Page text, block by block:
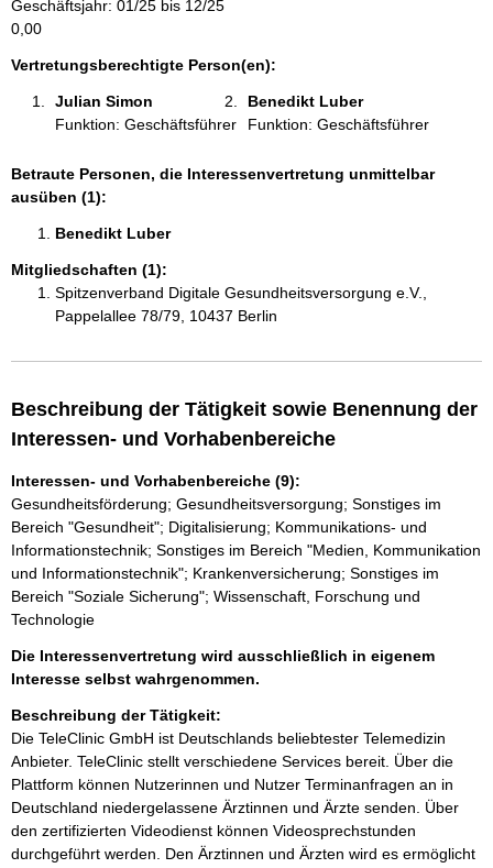
o
n
e
Geschäftsjahr: 01/25 bis 12/25
0,00
Vertretungsberechtigte Person(en):
Julian Simon
Funktion: Geschäftsführer
Benedikt Luber
Funktion: Geschäftsführer
Betraute Personen, die Interessenvertretung unmittelbar
ausüben (1):
Benedikt Luber
Mitgliedschaften (1):
Spitzenverband Digitale Gesundheitsversorgung e.V.,
Pappelallee 78/79, 10437 Berlin
Beschreibung der Tätigkeit sowie Benennung der
Interessen- und Vorhabenbereiche
Interessen- und Vorhabenbereiche (9):
Gesundheitsförderung; Gesundheitsversorgung; Sonstiges im
Bereich "Gesundheit"; Digitalisierung; Kommunikations- und
Informationstechnik; Sonstiges im Bereich "Medien, Kommunikation
und Informationstechnik"; Krankenversicherung; Sonstiges im
Bereich "Soziale Sicherung"; Wissenschaft, Forschung und
Technologie
Die Interessenvertretung wird ausschließlich in eigenem
Interesse selbst wahrgenommen.
Beschreibung der Tätigkeit:
Die TeleClinic GmbH ist Deutschlands beliebtester Telemedizin
Anbieter. TeleClinic stellt verschiedene Services bereit. Über die
Plattform können Nutzerinnen und Nutzer Terminanfragen an in
Deutschland niedergelassene Ärztinnen und Ärzte senden. Über
den zertifizierten Videodienst können Videosprechstunden
durchgeführt werden. Den Ärztinnen und Ärzten wird es ermöglicht